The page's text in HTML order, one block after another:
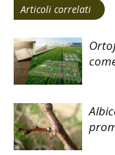
Articoli correlati